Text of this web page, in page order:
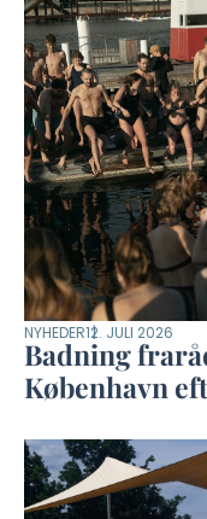
NYHEDER12. JULI 2026
Badning
København